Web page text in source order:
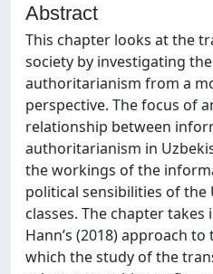
Abstract
This chapter looks at the
society by investigating
authoritarianism from a
perspective. The focus of
relationship between
authoritarianism in
the workings of the
political sensibilities of the
classes. The chapter
Hann’s (2018) approach
which the study of the